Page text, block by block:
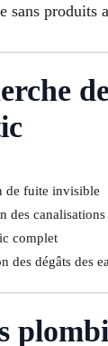
sans produits
de fuite invisible
des canalisations
complet
des dégâts des